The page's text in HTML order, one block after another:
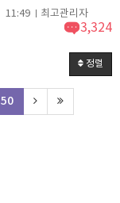
11:49 최고관리자
3,324
정렬
50